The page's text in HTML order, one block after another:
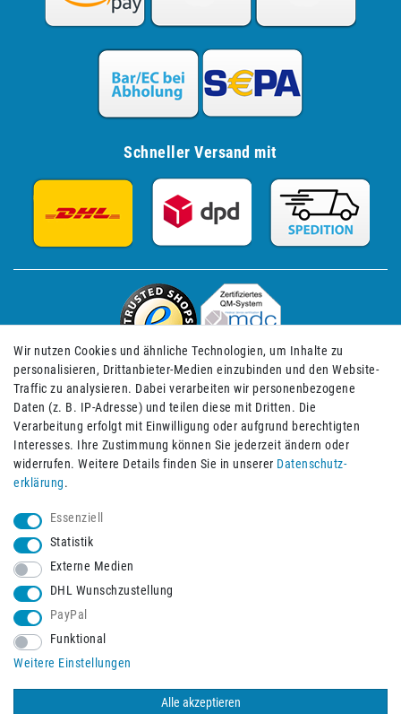
Schneller Versand mit
Impressum Daten­schutz­erklärung AGB
© 2026 Burbach+Goetz Deutsche Sanitätshaus GmbH
Wir nutzen Cookies und ähnliche Technologien, um Inhalte zu
personalisieren, Drittanbieter-Medien einzubinden und den Website-
Traffic zu analysieren. Dabei verarbeiten wir personenbezogene
Daten (z. B. IP-Adresse) und teilen diese mit Dritten. Die
Verarbeitung erfolgt mit Einwilligung oder aufgrund berechtigten
Interesses. Ihre Zustimmung können Sie jederzeit ändern oder
widerrufen. Weitere Details finden Sie in unserer Daten­schutz­
erklärung.
Essenziell
Statistik
Externe Medien
DHL Wunschzustellung
PayPal
Funktional
Weitere Einstellungen
Alle akzeptieren